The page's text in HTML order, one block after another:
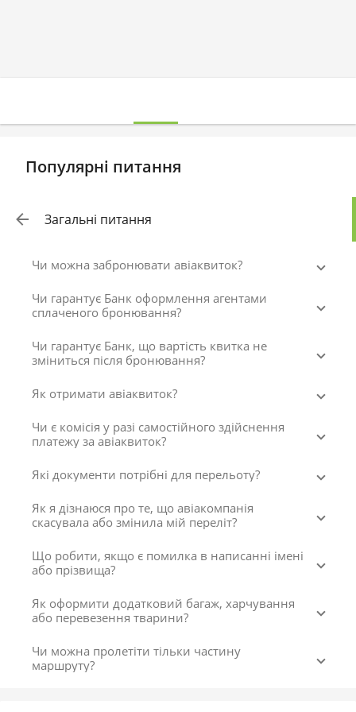
Популярні питання
Загальні питання
Чи можна забронювати авіаквиток?
Чи гарантує Банк оформлення агентами
сплаченого бронювання?
Чи гарантує Банк, що вартість квитка не
зміниться після бронювання?
Як отримати авіаквиток?
Чи є комісія у разі самостійного здійснення
платежу за авіаквиток?
Які документи потрібні для перельоту?
Як я дізнаюся про те, що авіакомпанія
скасувала або змінила мій переліт?
Що робити, якщо є помилка в написанні імені
або прізвища?
Як оформити додатковий багаж, харчування
або перевезення тварини?
Чи можна пролетіти тільки частину
маршруту?